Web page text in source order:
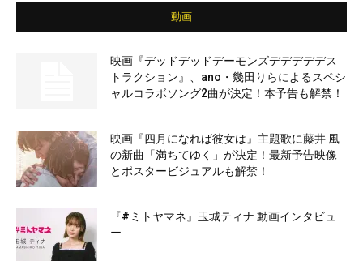
動画
映画『デッドデッドデーモンズデデデデデス
トラクション』、ano・幾田りらによるスペシ
ャルコラボソング2曲が決定！本予告も解禁！
映画『四月になれば彼女は』主題歌に藤井 風
の新曲「満ちてゆく」が決定！最新予告映像
とポスタービジュアルも解禁！
『#ミトヤマネ』玉城ティナ 動画インタビュ
ー